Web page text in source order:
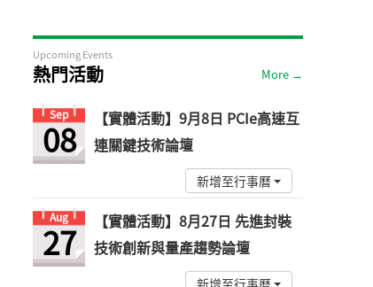
Upcoming Events
熱門活動 More →
Sep
08
【實體活動】9月8日 PCIe高速互
連關鍵技術論壇
新增至行事曆
Aug
27
【實體活動】8月27日 先進封裝
技術創新與量產趨勢論壇
新增至行事曆